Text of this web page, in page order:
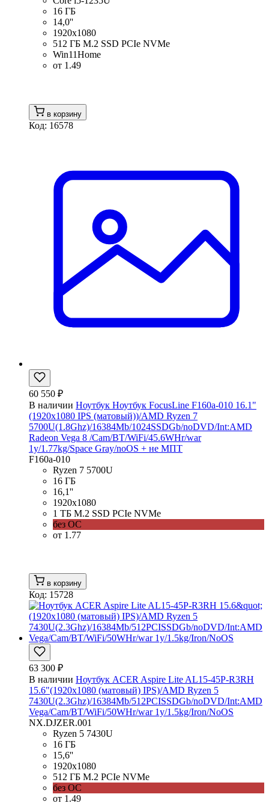
16 ГБ
14,0''
1920x1080
512 ГБ M.2 SSD PCIe NVMe
Win11Home
от 1.49
в корзину
Код: 16578
60 550 ₽
В наличии Ноутбук Ноутбук FocusLine F160a-010 16.1"
(1920x1080 IPS (матовый))/AMD Ryzen 7
5700U(1.8Ghz)/16384Mb/1024SSDGb/noDVD/Int:AMD
Radeon Vega 8 /Cam/BT/WiFi/45.6WHr/war
1y/1.77kg/Space Gray/noOS + не МПТ
F160a-010
Ryzen 7 5700U
16 ГБ
16,1''
1920x1080
1 ТБ M.2 SSD PCIe NVMe
без ОС
от 1.77
в корзину
Код: 15728
63 300 ₽
В наличии Ноутбук ACER Aspire Lite AL15-45P-R3RH
15.6"(1920x1080 (матовый) IPS)/AMD Ryzen 5
7430U(2.3Ghz)/16384Mb/512PCISSDGb/noDVD/Int:AMD
Vega/Cam/BT/WiFi/50WHr/war 1y/1.5kg/Iron/NoOS
NX.DJZER.001
Ryzen 5 7430U
16 ГБ
15,6''
1920x1080
512 ГБ M.2 PCIe NVMe
без ОС
от 1.49